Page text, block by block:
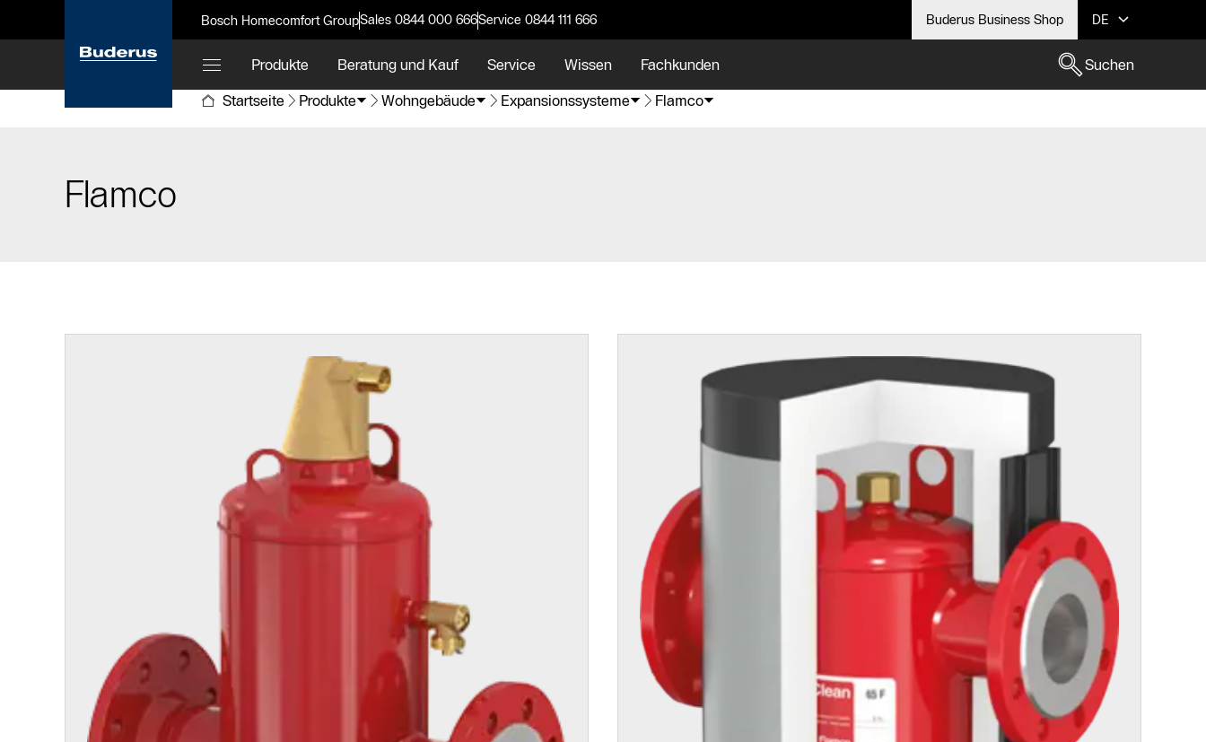
Bosch Homecomfort GroupSales 0844 000 666Service 0844 111 666 Buderus Business Shop DE
Produkte Beratung und Kauf Service Wissen Fachkunden
Suchen
Startseite
Produkte Wohngebäude Expansionssysteme Flamco
Flamco